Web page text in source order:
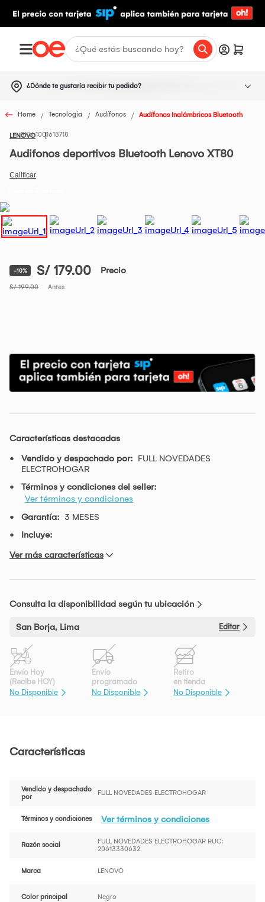
¿Dónde te gustaría recibir tu pedido?
Home Tecnologia Audífonos Audífonos Inalámbricos Bluetooth
LENOVO1001618718
Audifonos deportivos Bluetooth Lenovo XT80
-10% S/ 179.00 Precio
S/ 199.00 Antes
Características destacadas
Vendido y despachado por: FULL NOVEDADES
ELECTROHOGAR
Términos y condiciones del seller:
Ver términos y condiciones
Garantía: 3 MESES
Incluye:
Ver más características
Consulta la disponibilidad según tu ubicación
San Borja, Lima Editar
Envío Hoy
(Recibe HOY)
No Disponible
Envío
programado
No Disponible
Retiro
en tienda
No Disponible
Características
Vendido y despachado
por
FULL NOVEDADES ELECTROHOGAR
Términos y condiciones Ver términos y condiciones
Razón social
FULL NOVEDADES ELECTROHOGAR RUC:
20613330632
Marca LENOVO
Color principal Negro